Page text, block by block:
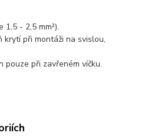
- 2,5 mm²).
při montáži na svislou,
pouze při zavřeném víčku.